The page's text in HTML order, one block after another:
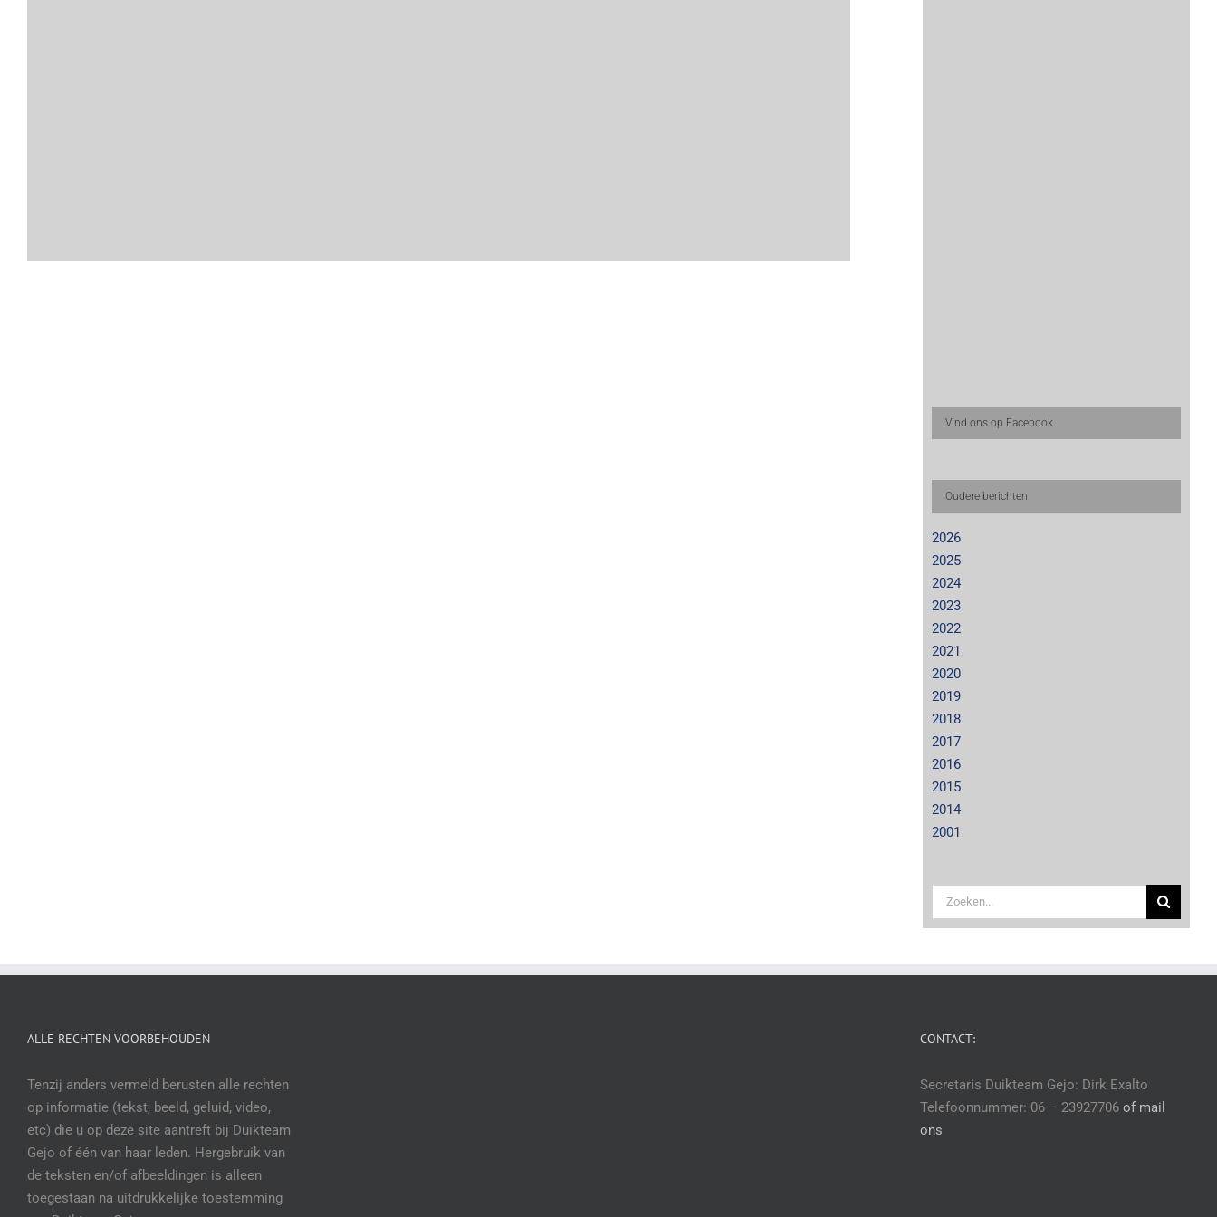
Vind ons op Facebook
Oudere berichten
2026
2025
2024
2023
2022
2021
2020
2019
2018
2017
2016
2015
2014
2001
Zoeken
naar:
ALLE RECHTEN VOORBEHOUDEN
Tenzij anders vermeld berusten alle rechten
op informatie (tekst, beeld, geluid, video,
etc) die u op deze site aantreft bij Duikteam
Gejo of één van haar leden. Hergebruik van
de teksten en/of afbeeldingen is alleen
toegestaan na uitdrukkelijke toestemming
CONTACT:
Secretaris Duikteam Gejo: Dirk Exalto
Telefoonnummer: 06 – 23927706 of mail
ons